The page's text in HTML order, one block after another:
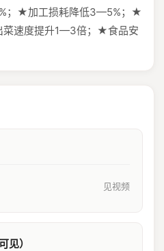
；★加工损耗‌降低3—5%；★
速度‌提升1—3倍‌；★食品安
见视频
见）